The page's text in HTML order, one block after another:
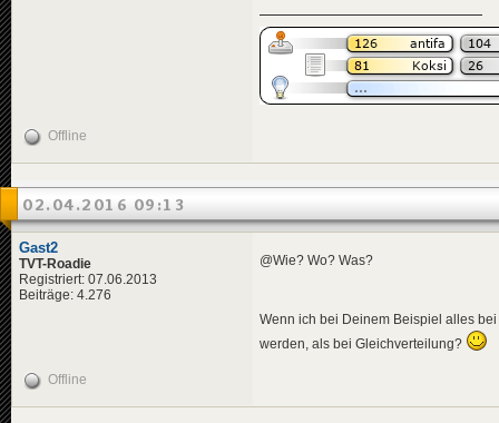
Offline
02.04.2016 09:13
Gast2
TVT-Roadie
Registriert: 07.06.2013
Beiträge: 4.276
@Wie? Wo? Was?
Wenn ich bei Deinem Beispiel alles
werden, als bei Gleichverteilung?
Offline